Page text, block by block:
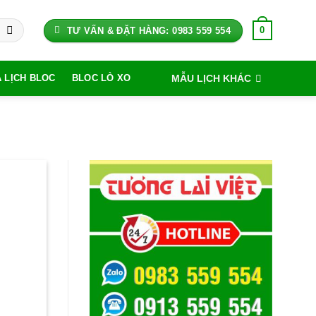
TƯ VẤN & ĐẶT HÀNG: 0983 559 554 0
LỊCH BLOC BLOC LÒ XO MẪU LỊCH KHÁC